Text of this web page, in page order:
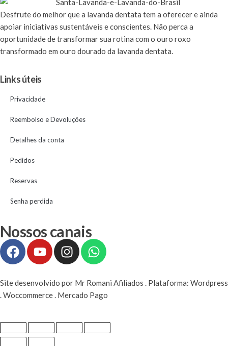
Desfrutedo melhor que a lavanda dentata tem a oferecer e ainda
apoiar iniciativas sustentáveis e conscientes. Não perca a
oportunidade de transformar sua rotina com o ouro roxo
transformado em ouro dourado da lavanda dentata.
Links úteis
Privacidade
Reembolso e Devoluções
Detalhes da conta
Pedidos
Reservas
Senha perdida
Nossos canais
Site desenvolvido por Mr Romani Afiliados . Plataforma: Wordpress
. Woccommerce . Mercado Pago